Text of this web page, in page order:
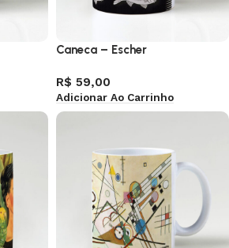
Caneca – Escher
R$ 59,00
Adicionar Ao Carrinho